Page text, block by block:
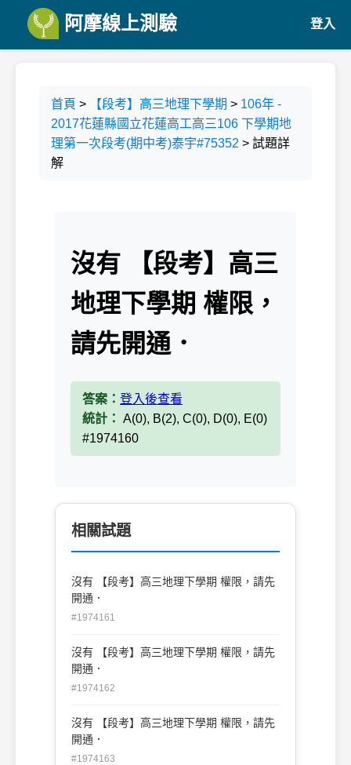
阿摩線上測驗 登入
首頁 > 【段考】高三地理下學期 > 106年 -
2017花蓮縣國立花蓮高工高三106 下學期地
理第一次段考(期中考)泰宇#75352 > 試題詳
解
沒有 【段考】高三
地理下學期 權限，
請先開通．
答案： 登入後查看
統計： A(0), B(2), C(0), D(0), E(0)
#1974160
相關試題
沒有 【段考】高三地理下學期 權限，請先
開通．
#1974161
沒有 【段考】高三地理下學期 權限，請先
開通．
#1974162
沒有 【段考】高三地理下學期 權限，請先
開通．
#1974163